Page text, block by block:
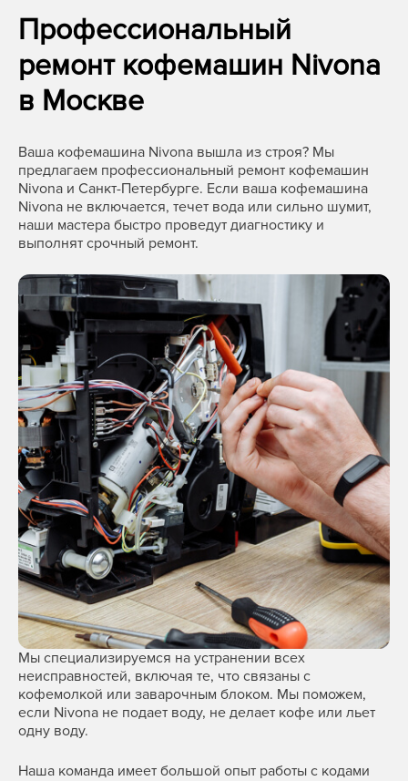
Профессиональный
ремонт кофемашин Nivona
в Москве
Ваша кофемашина Nivona вышла из строя? Мы
предлагаем профессиональный ремонт кофемашин
Nivona и Санкт-Петербурге. Если ваша кофемашина
Nivona не включается, течет вода или сильно шумит,
наши мастера быстро проведут диагностику и
выполнят срочный ремонт.
Мы специализируемся на устранении всех
неисправностей, включая те, что связаны с
кофемолкой или заварочным блоком. Мы поможем,
если Nivona не подает воду, не делает кофе или льет
одну воду.
Наша команда имеет большой опыт работы с кодами